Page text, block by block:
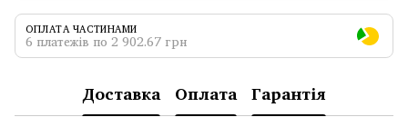
ОПЛАТА ЧАСТИНАМИ
6 платежів по 2 902.67 грн
Доставка Оплата Гарантія